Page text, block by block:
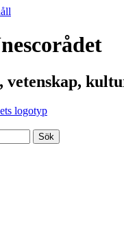
Sök